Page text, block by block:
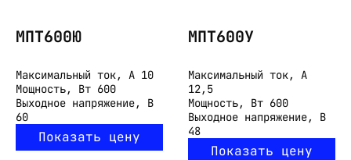
МПТ600Ю
Максимальный ток, А 10
Мощность, Вт 600
Выходное напряжение, В
60
Показать цену
МПТ600У
Максимальный ток, А
12,5
Мощность, Вт 600
Выходное напряжение, В
48
Показать цену